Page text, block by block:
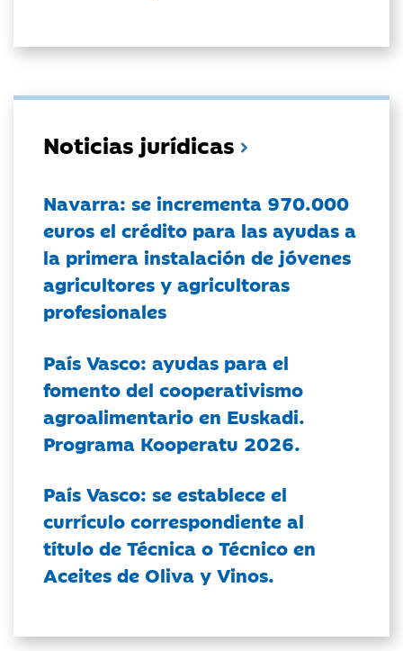
Noticias jurídicas
Navarra: se incrementa 970.000
euros el crédito para las ayudas a
la primera instalación de jóvenes
agricultores y agricultoras
profesionales
País Vasco: ayudas para el
fomento del cooperativismo
agroalimentario en Euskadi.
Programa Kooperatu 2026.
País Vasco: se establece el
currículo correspondiente al
título de Técnica o Técnico en
Aceites de Oliva y Vinos.